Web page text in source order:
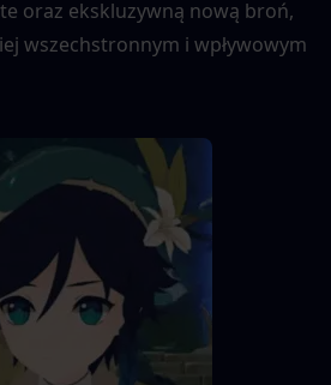
oraz ekskluzywną nową broń,
wszechstronnym i wpływowym